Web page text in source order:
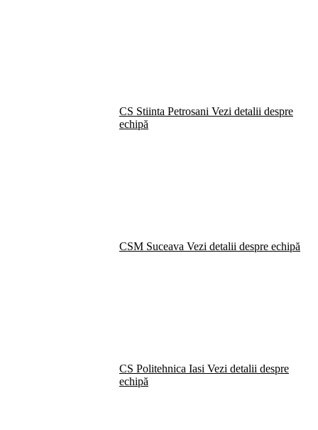
CS Stiinta Petrosani Vezi detalii despre
echipă
CSM Suceava Vezi detalii despre echipă
CS Politehnica Iasi Vezi detalii despre
echipă